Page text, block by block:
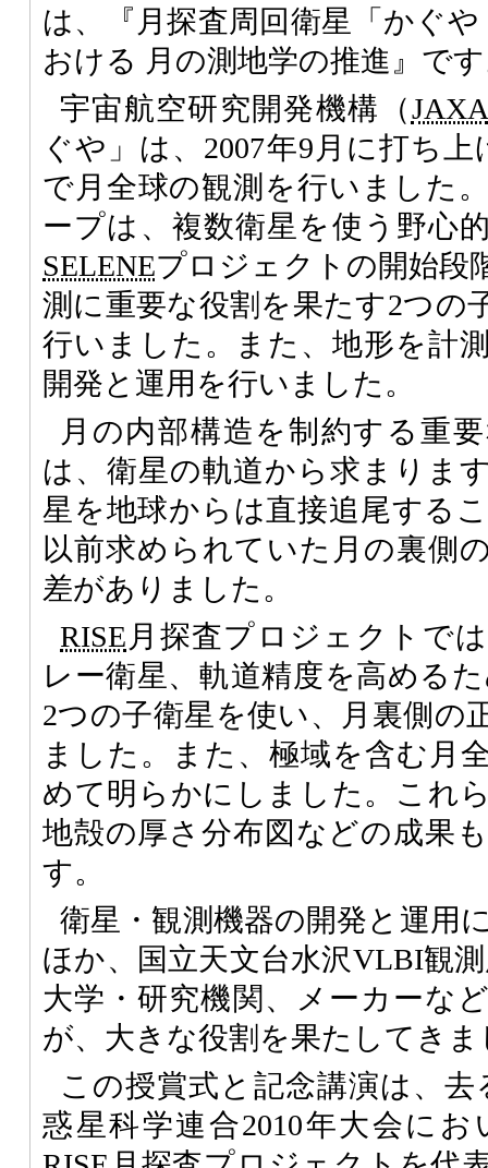
は、『月探査周回衛星「かぐや
おける 月の測地学の推進』で
宇宙航空研究開発機構（JAXA
ぐや」は、2007年9月に打ち
で月全球の観測を行いました
ープは、複数衛星を使う野心
SELENEプロジェクトの開始段
測に重要な役割を果たす2つの
行いました。また、地形を計
開発と運用を行いました。
月の内部構造を制約する重
は、衛星の軌道から求まりま
星を地球からは直接追尾する
以前求められていた月の裏側
差がありました。
RISE 月探査プロジェクトで
レー衛星、軌道精度を高める
2つの子衛星を使い、月裏側の
ました。また、極域を含む月
めて明らかにしました。これ
地殻の厚さ分布図などの成果
す。
衛星・観測機器の開発と運用
ほか、国立天文台水沢VLBI観
大学・研究機関、メーカーな
が、大きな役割を果たしてきま
この授賞式と記念講演は、去
惑星科学連合2010年大会に